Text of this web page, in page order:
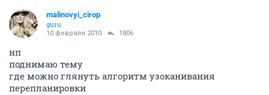
malinovyi_cirop
guru
10 февраля 2010 1806
нп
поднимаю тему
где можно глянуть алгоритм узоканивания
перепланировки